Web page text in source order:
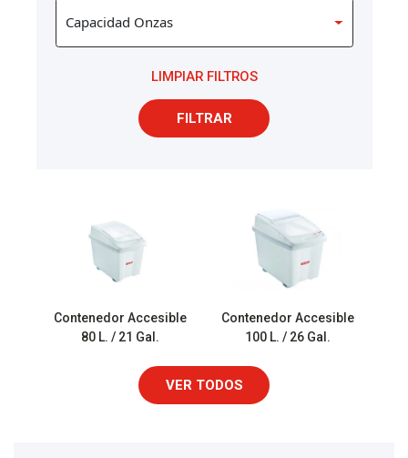
LIMPIAR FILTROS
FILTRAR
Contenedor Accesible
80 L. / 21 Gal.
Contenedor Accesible
100 L. / 26 Gal.
VER TODOS